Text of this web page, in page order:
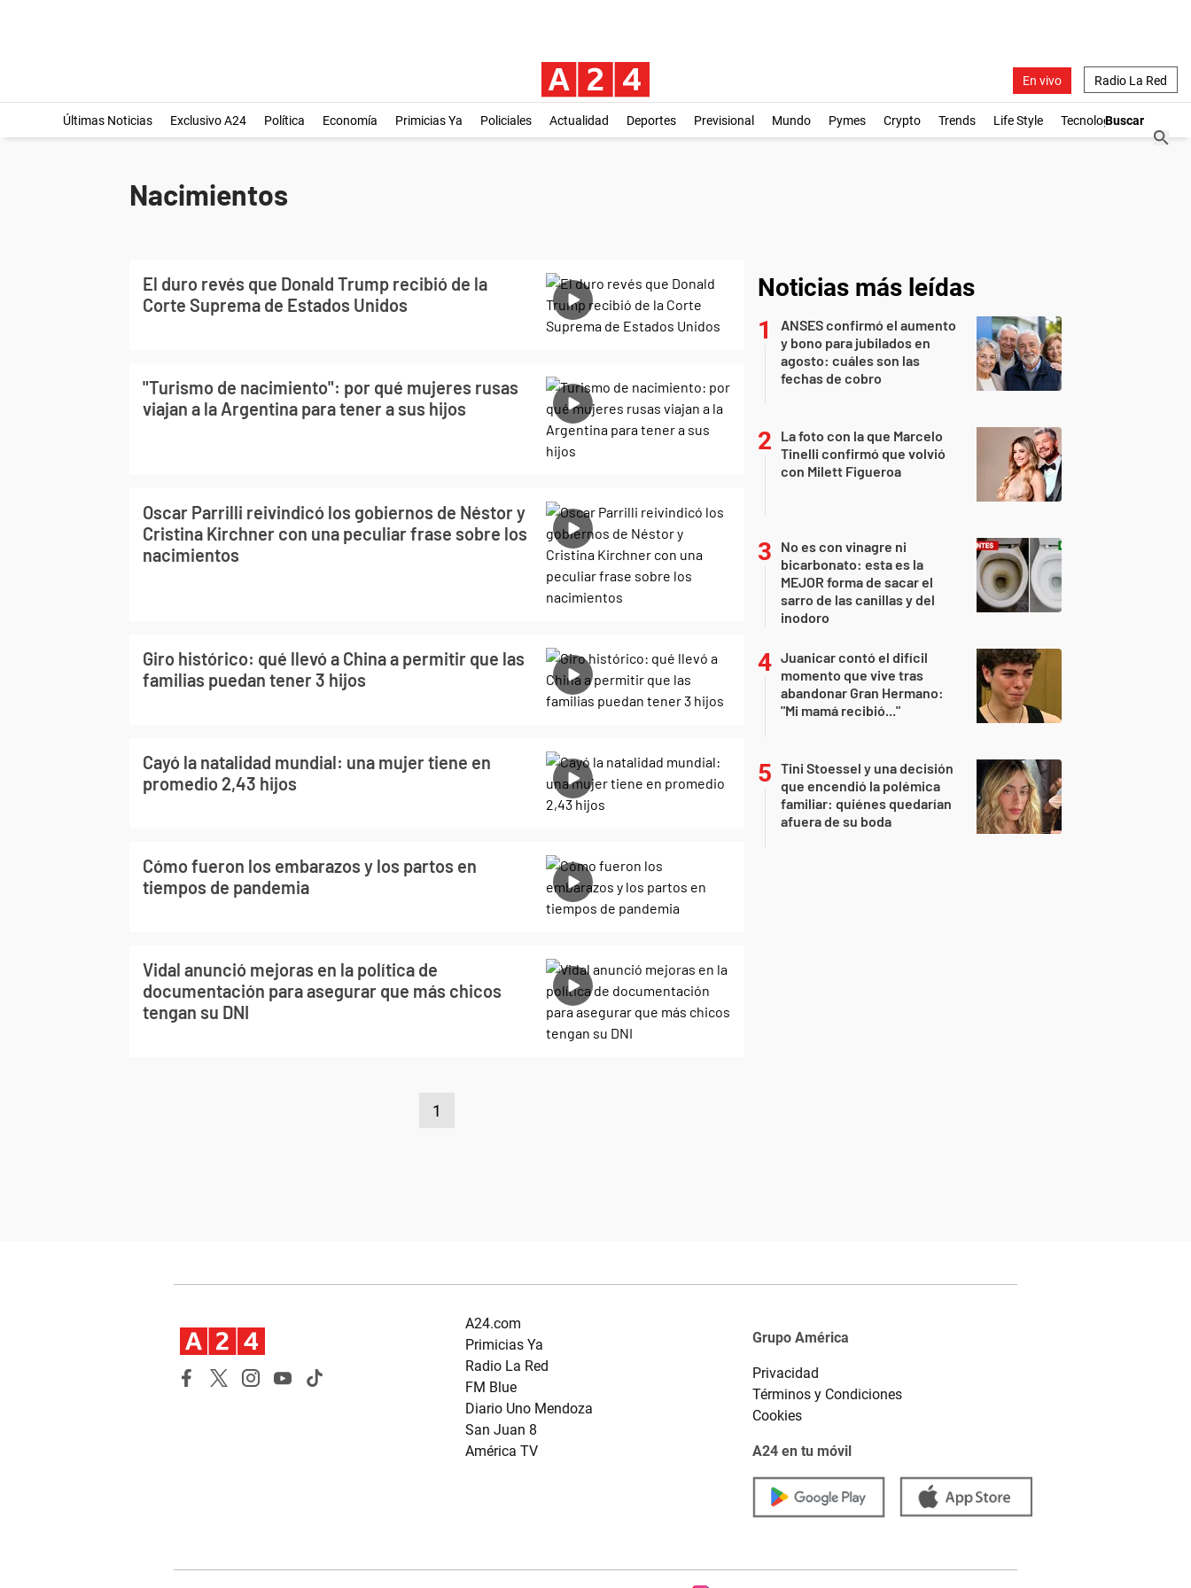
En vivo Radio La Red
Últimas Noticias Exclusivo A24 Política Economía Primicias Ya Policiales Actualidad Deportes Previsional Mundo Pymes Crypto Trends Life Style Tecnología
Nacimientos
El duro revés que Donald Trump recibió de la
Corte Suprema de Estados Unidos
"Turismo de nacimiento": por qué mujeres rusas
viajan a la Argentina para tener a sus hijos
Oscar Parrilli reivindicó los gobiernos de Néstor y
Cristina Kirchner con una peculiar frase sobre los
nacimientos
Giro histórico: qué llevó a China a permitir que las
familias puedan tener 3 hijos
Cayó la natalidad mundial: una mujer tiene en
promedio 2,43 hijos
Cómo fueron los embarazos y los partos en
tiempos de pandemia
Vidal anunció mejoras en la política de
documentación para asegurar que más chicos
tengan su DNI
1
Noticias más leídas
ANSES confirmó el aumento
y bono para jubilados en
agosto: cuáles son las
fechas de cobro
La foto con la que Marcelo
Tinelli confirmó que volvió
con Milett Figueroa
No es con vinagre ni
bicarbonato: esta es la
MEJOR forma de sacar el
sarro de las canillas y del
inodoro
Juanicar contó el difícil
momento que vive tras
abandonar Gran Hermano:
"Mi mamá recibió..."
Tini Stoessel y una decisión
que encendió la polémica
familiar: quiénes quedarían
afuera de su boda
A24.com
Primicias Ya
Radio La Red
FM Blue
Diario Uno Mendoza
San Juan 8
América TV
Grupo América
Privacidad
Términos y Condiciones
Cookies
A24 en tu móvil